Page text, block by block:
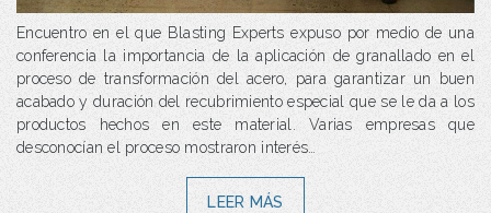
Encuentro en el que Blasting Experts expuso por medio de una
conferencia la importancia de la aplicación de granallado en el
proceso de transformación del acero, para garantizar un buen
acabado y duración del recubrimiento especial que se le da a los
productos hechos en este material. Varias empresas que
desconocían el proceso mostraron interés…
LEER MÁS